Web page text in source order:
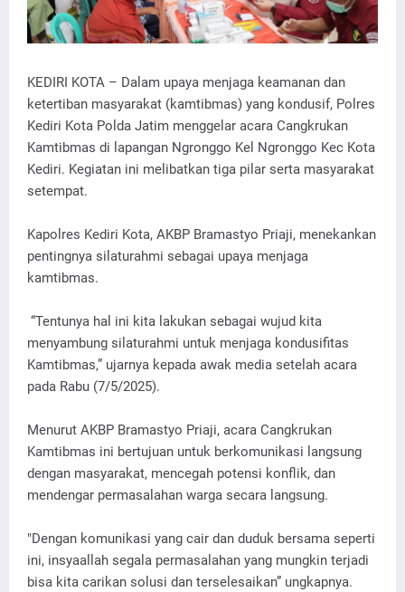
KEDIRI KOTA – Dalam upaya menjaga keamanan dan
ketertiban masyarakat (kamtibmas) yang kondusif, Polres
Kediri Kota Polda Jatim menggelar acara Cangkrukan
Kamtibmas di lapangan Ngronggo Kel Ngronggo Kec Kota
Kediri. Kegiatan ini melibatkan tiga pilar serta masyarakat
setempat.
Kapolres Kediri Kota, AKBP Bramastyo Priaji, menekankan
pentingnya silaturahmi sebagai upaya menjaga
kamtibmas.
“Tentunya hal ini kita lakukan sebagai wujud kita
menyambung silaturahmi untuk menjaga kondusifitas
Kamtibmas,” ujarnya kepada awak media setelah acara
pada Rabu (7/5/2025).
Menurut AKBP Bramastyo Priaji, acara Cangkrukan
Kamtibmas ini bertujuan untuk berkomunikasi langsung
dengan masyarakat, mencegah potensi konflik, dan
mendengar permasalahan warga secara langsung.
"Dengan komunikasi yang cair dan duduk bersama seperti
ini, insyaallah segala permasalahan yang mungkin terjadi
bisa kita carikan solusi dan terselesaikan” ungkapnya.